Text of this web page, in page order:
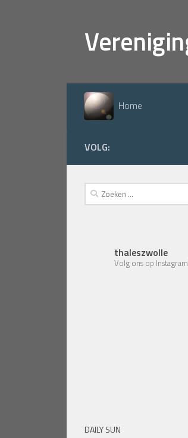
Home
VOLG:
Zoeken
naar:
thaleszwolle
Volg ons op
DAILY SUN